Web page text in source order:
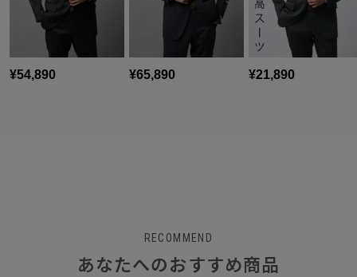
RECOMMEND
あなたへのおすすめ商品